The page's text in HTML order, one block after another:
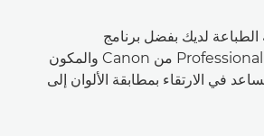
لديك بفضل برنامج
Professional Print & Layout من Canon والمكون
في الارتقاء بمطابقة الألوان إلى